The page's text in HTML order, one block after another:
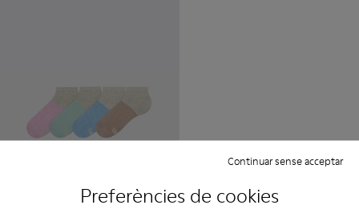
Preferències de cookies
Continuar sense acceptar